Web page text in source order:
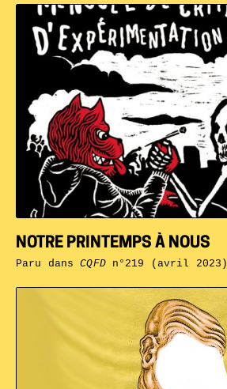
NOTRE PRINTEMPS À NOUS
Paru dansCQFDn°219 (avril 2023)